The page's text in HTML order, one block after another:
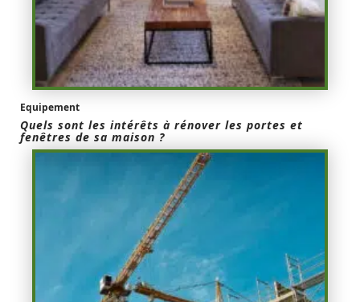
Equipement
Quels sont les intérêts à rénover les portes et
fenêtres de sa maison ?